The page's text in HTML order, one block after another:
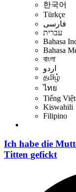
한국어
Türkçe
فارسی
עברית
Bahasa
Bahasa
বাংলা
اردو
தமிழ்
ไทย
Tiếng Việt
Kiswahili
Filipino
Ich habe die
Titten gefickt